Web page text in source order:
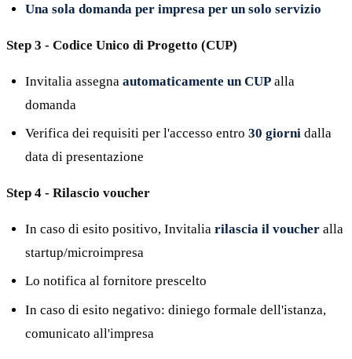
Una sola domanda per impresa per un solo servizio
Step 3 - Codice Unico di Progetto (CUP)
Invitalia assegna automaticamente un CUP alla
domanda
Verifica dei requisiti per l'accesso entro 30 giorni dalla
data di presentazione
Step 4 - Rilascio voucher
In caso di esito positivo, Invitalia rilascia il voucher alla
startup/microimpresa
Lo notifica al fornitore prescelto
In caso di esito negativo: diniego formale dell'istanza,
comunicato all'impresa